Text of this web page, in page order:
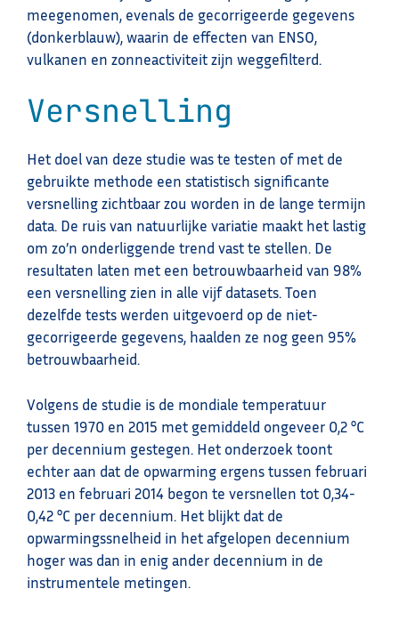
meegenomen, evenals de gecorrigeerde gegevens
(donkerblauw), waarin de effecten van ENSO,
vulkanen en zonneactiviteit zijn weggefilterd.
Versnelling
Het doel van deze studie was te testen of met de
gebruikte methode een statistisch significante
versnelling zichtbaar zou worden in de lange termijn
data. De ruis van natuurlijke variatie maakt het lastig
om zo’n onderliggende trend vast te stellen. De
resultaten laten met een betrouwbaarheid van 98%
een versnelling zien in alle vijf datasets. Toen
dezelfde tests werden uitgevoerd op de niet-
gecorrigeerde gegevens, haalden ze nog geen 95%
betrouwbaarheid.
Volgens de studie is de mondiale temperatuur
tussen 1970 en 2015 met gemiddeld ongeveer 0,2 °C
per decennium gestegen. Het onderzoek toont
echter aan dat de opwarming ergens tussen februari
2013 en februari 2014 begon te versnellen tot 0,34-
0,42 °C per decennium. Het blijkt dat de
opwarmingssnelheid in het afgelopen decennium
hoger was dan in enig ander decennium in de
instrumentele metingen.